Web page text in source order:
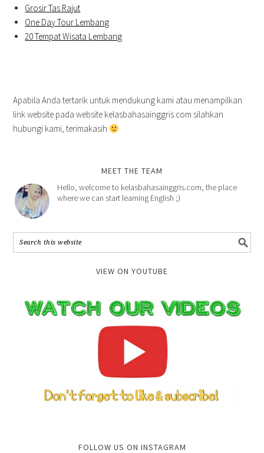
Grosir Tas Rajut
One Day Tour Lembang
20 Tempat Wisata Lembang
Apabila Anda tertarik untuk mendukung kami atau menampilkan
link website pada website kelasbahasainggris.com silahkan
hubungi kami, terimakasih
MEET THE TEAM
Hello, welcome to kelasbahasainggris.com, the place
where we can start learning English ;)
VIEW ON YOUTUBE
FOLLOW US ON INSTAGRAM